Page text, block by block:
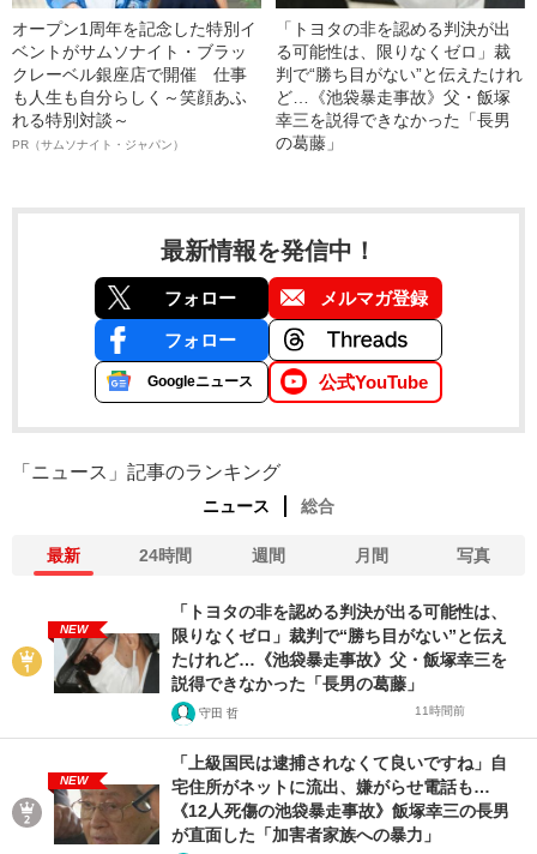
オープン1周年を記念した特別イ
ベントがサムソナイト・ブラッ
クレーベル銀座店で開催 仕事
も人生も自分らしく～笑顔あふ
れる特別対談～
PR（サムソナイト・ジャパン）
「トヨタの非を認める判決が出
る可能性は、限りなくゼロ」裁
判で“勝ち目がない”と伝えたけれ
ど…《池袋暴走事故》父・飯塚
幸三を説得できなかった「長男
の葛藤」
最新情報を発信中！
フォロー メルマガ登録
フォロー
Googleニュース 公式YouTube
「ニュース」記事のランキング
ニュース 総合
最新 24時間 週間 月間 写真
NEW
「トヨタの非を認める判決が出る可能性は、
限りなくゼロ」裁判で“勝ち目がない”と伝え
たけれど…《池袋暴走事故》父・飯塚幸三を
説得できなかった「長男の葛藤」
守田 哲 11時間前
NEW
「上級国民は逮捕されなくて良いですね」自
宅住所がネットに流出、嫌がらせ電話も…
《12人死傷の池袋暴走事故》飯塚幸三の長男
が直面した「加害者家族への暴力」